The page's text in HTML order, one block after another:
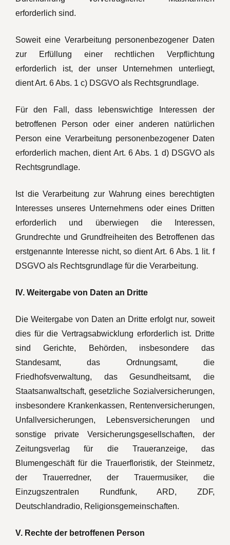
erforderlich sind.
Soweit eine Verarbeitung personenbezogener Daten
zur Erfüllung einer rechtlichen Verpflichtung
erforderlich ist, der unser Unternehmen unterliegt,
dient Art. 6 Abs. 1 c) DSGVO als Rechtsgrundlage.
Für den Fall, dass lebenswichtige Interessen der
betroffenen Person oder einer anderen natürlichen
Person eine Verarbeitung personenbezogener Daten
erforderlich machen, dient Art. 6 Abs. 1 d) DSGVO als
Rechtsgrundlage.
Ist die Verarbeitung zur Wahrung eines berechtigten
Interesses unseres Unternehmens oder eines Dritten
erforderlich und überwiegen die Interessen,
Grundrechte und Grundfreiheiten des Betroffenen das
erstgenannte Interesse nicht, so dient Art. 6 Abs. 1 lit. f
DSGVO als Rechtsgrundlage für die Verarbeitung.
IV. Weitergabe von Daten an Dritte
Die Weitergabe von Daten an Dritte erfolgt nur, soweit
dies für die Vertragsabwicklung erforderlich ist. Dritte
sind Gerichte, Behörden, insbesondere das
Standesamt, das Ordnungsamt, die
Friedhofsverwaltung, das Gesundheitsamt, die
Staatsanwaltschaft, gesetzliche Sozialversicherungen,
insbesondere Krankenkassen, Rentenversicherungen,
Unfallversicherungen, Lebensversicherungen und
sonstige private Versicherungsgesellschaften, der
Zeitungsverlag für die Traueranzeige, das
Blumengeschäft für die Trauerfloristik, der Steinmetz,
der Trauerredner, der Trauermusiker, die
Einzugszentralen Rundfunk, ARD, ZDF,
Deutschlandradio, Religionsgemeinschaften.
V. Rechte der betroffenen Person